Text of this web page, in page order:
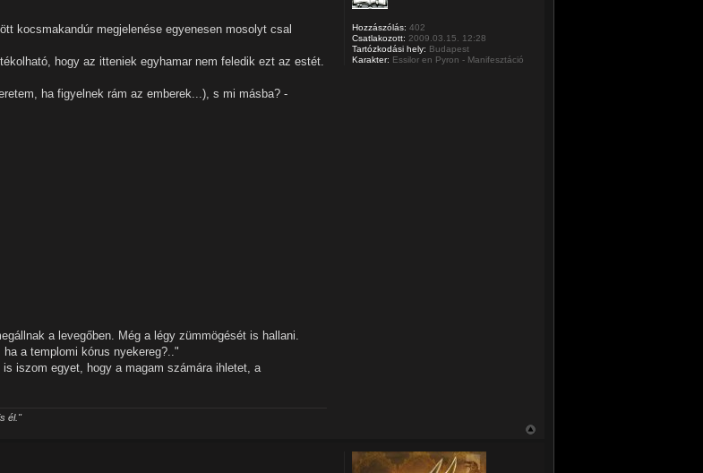
kocsmakandúr megjelenése egyenesen mosolyt csal
hogy az itteniek egyhamar nem feledik ezt az estét.
ha figyelnek rám az emberek...), s mi másba? -
a levegőben. Még a légy zümmögését is hallani.
a templomi kórus nyekereg?.."
iszom egyet, hogy a magam számára ihletet, a
él."
Hozzászólás: 402
Csatlakozott: 2009.03.15. 12:28
Tartózkodási hely: Budapest
Karakter: Essilor en Pyron - Manifesztáció